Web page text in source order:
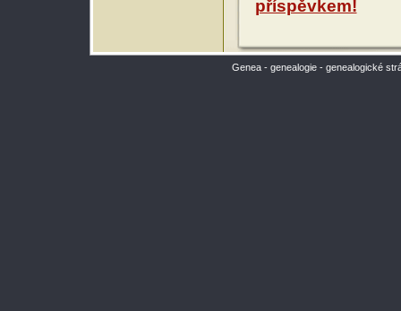
příspěvkem!
Genea - genealogie - genealogické